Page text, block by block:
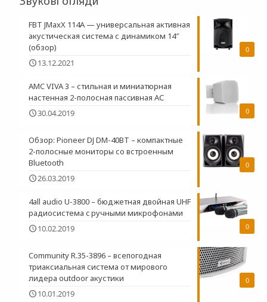
0
FBT JMaxX 114A — универсальная активная
акустическая система с динамиком 14″
(обзор)
13.12.2021
0
AMC VIVA 3 – стильная и миниатюрная
настенная 2-полосная пасcивная АС
30.04.2019
0
Обзор: Pioneer DJ DM-40BT – компактные
2-полосные мониторы со встроенным
Bluetooth
26.03.2019
0
4all audio U-3800 – бюджетная двойная UHF
радиосистема c ручными микрофонами
10.02.2019
0
Community R.35-3896 – всепогодная
триаксиальная система от мирового
лидера outdoor акустики
10.01.2019